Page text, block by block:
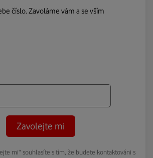
číslo. Zavoláme vám a se vším
Zavolejte mi
mi“ souhlasíte s tím, že budete kontaktováni s